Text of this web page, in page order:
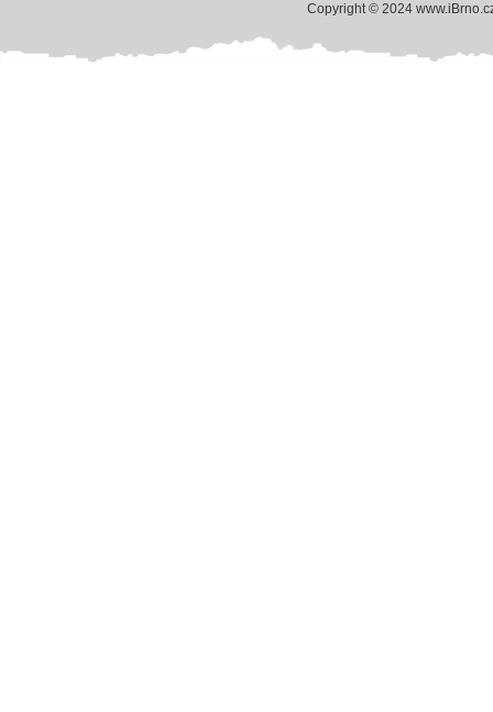
Copyright © 2024